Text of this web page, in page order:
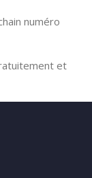
numéro
et